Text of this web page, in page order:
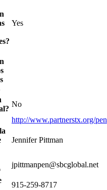
Yes
No
http://www.partnerstx.org/pen
Jennifer Pittman
jpittmanpen@sbcglobal.net
915-259-8717